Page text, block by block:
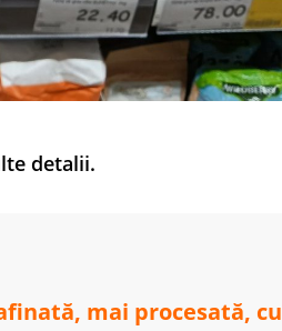
detalii.
mai procesată, cu